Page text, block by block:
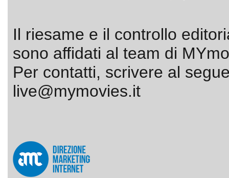
Il riesame e il controllo
sono affidati al team di
Per contatti, scrivere al
live@mymovies.it